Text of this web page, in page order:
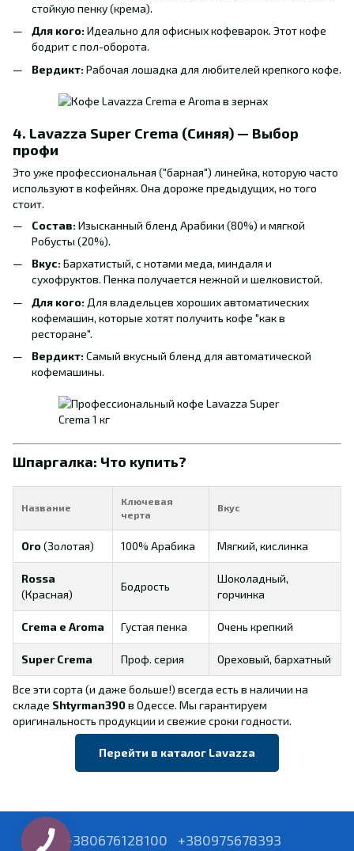
стойкую пенку (крема).
Для кого:Идеально для офисных кофеварок. Этот кофе
бодрит с пол-оборота.
Вердикт:Рабочая лошадка для любителей крепкого кофе.
4. Lavazza Super Crema (Синяя) — Выбор
профи
Это уже профессиональная ("барная") линейка, которую часто
используют в кофейнях. Она дороже предыдущих, но того
стоит.
Состав:Изысканный бленд Арабики (80%) и мягкой
Робусты (20%).
Вкус:Бархатистый, с нотами меда, миндаля и
сухофруктов. Пенка получается нежной и шелковистой.
Для кого: Для владельцев хороших автоматических
кофемашин, которые хотят получить кофе "как в
ресторане".
Вердикт:Самый вкусный бленд для автоматической
кофемашины.
Шпаргалка: Что купить?
Название
Ключевая
черта
Вкус
Oro(Золотая) 100% Арабика Мягкий, кислинка
Rossa
(Красная)
Бодрость
Шоколадный,
горчинка
Crema e Aroma Густая пенка Очень крепкий
Super Crema Проф. серия Ореховый, бархатный
Все эти сорта (и даже больше!) всегда есть в наличии на
складе Shtyrman390в Одессе. Мы гарантируем
оригинальность продукции и свежие сроки годности.
Перейти в каталог Lavazza
+380676128100 +380975678393